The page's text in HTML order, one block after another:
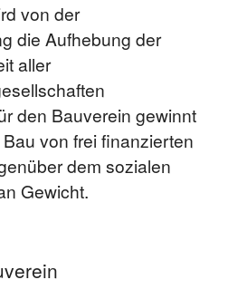
von der
die Aufhebung der
aller
den Bauverein gewinnt
von frei finanzierten
dem sozialen
Gewicht.